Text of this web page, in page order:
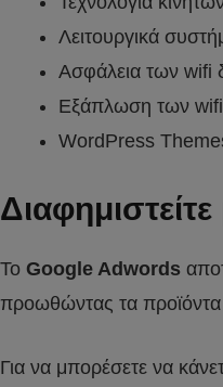
Λειτουργικά
Ασφάλεια των wifi
Εξάπλωση των wifi
WordPress
To Google Adwords
προωθώντας τα προϊόντα
Για να μπορέσετε να